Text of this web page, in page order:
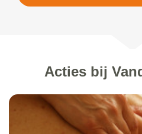
Acties bij